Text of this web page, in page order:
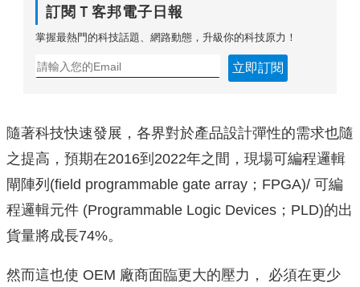
訂閱Ｔ客邦電子日報
掌握最熱門的科技話題、網路動態，升級你的科技原力！
立即訂閱
隨著科技快速發展， 各界對於產品設計彈性的需求也隨
之提高，預期在2016到2022年之間，現場可編程邏輯
閘陣列(field programmable gate array；FPGA)/ 可編
程邏輯元件 (Programmable Logic Devices；PLD)的出
貨量將成長74%。
然而這也使 OEM 廠商面臨更大的壓力， 必須在更少